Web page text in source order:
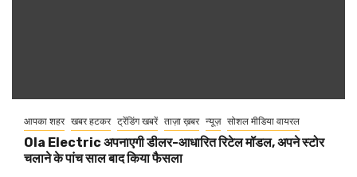
आपका शहर खबर हटकर ट्रेंडिंग खबरें ताज़ा ख़बर न्यूज़ सोशल मीडिया वायरल
Ola Electric अपनाएगी डीलर-आधारित रिटेल मॉडल, अपने स्टोर
चलाने के पांच साल बाद किया फैसला